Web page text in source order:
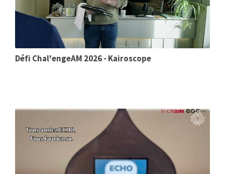
Défi Chal'engeAM 2026 - Kairoscope